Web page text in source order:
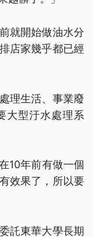
就開始做油水分
店家幾乎都已經
理生活、事業廢
大型汙水處理系
10年前有做一個
效果了，所以要
託東華大學長期